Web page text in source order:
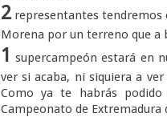
2representantes tendremos
Morena por un terreno que a
1 supercampeón estará en
ver si acaba, ni siquiera a
Como ya te habrás
Campeonato de